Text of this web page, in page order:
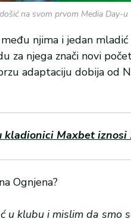
na svom prvom Media Day-u
njima i jedan
za njega znači novi
adaptaciju dobija od
kladionici Maxbet iznosi
Ognjena?
u klubu i mislim da smo